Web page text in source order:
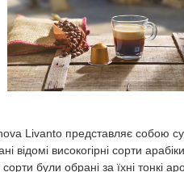
Livanto представляє собою
відомі високогірні сорти
були обрані за їхні тонкі